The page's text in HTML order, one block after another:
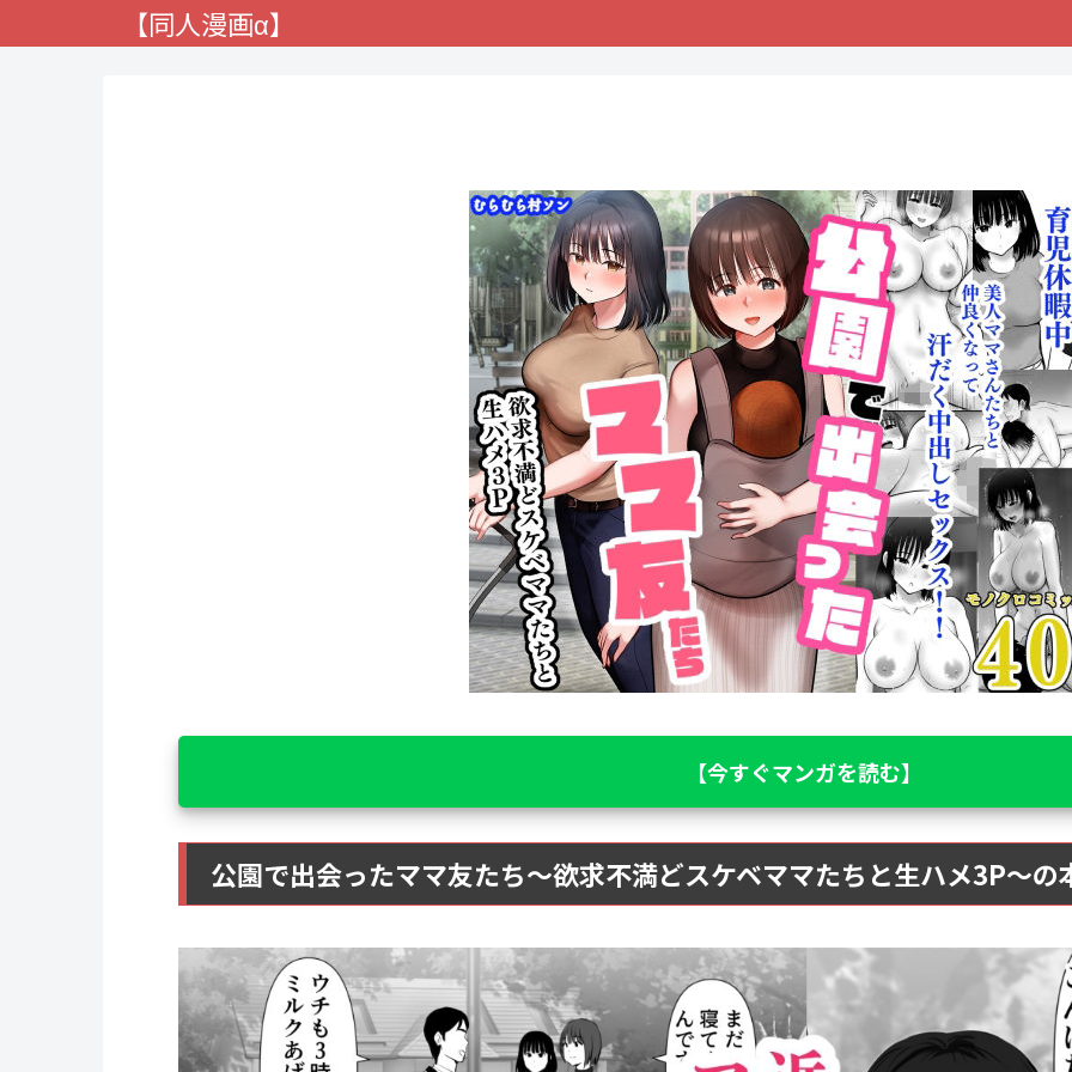
【同人漫画α】
【今すぐマンガを読む】
公園で出会ったママ友たち〜欲求不満どスケベママたちと生ハメ3P〜の